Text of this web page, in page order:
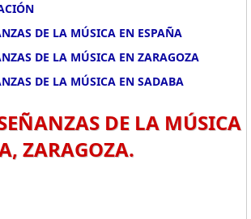
DE LA MÚSICA EN ESPAÑA
DE LA MÚSICA EN ZARAGOZA
DE LA MÚSICA EN SADABA
DE LA MÚSICA
ZARAGOZA.